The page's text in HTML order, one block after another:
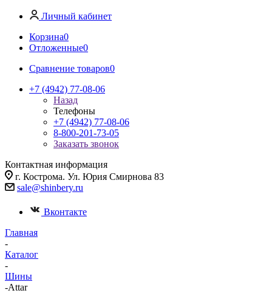
Личный кабинет
Корзина0
Отложенные0
Сравнение товаров0
+7 (4942) 77-08-06
Назад
Телефоны
+7 (4942) 77-08-06
8-800-201-73-05
Заказать звонок
Контактная информация
г. Кострома. Ул. Юрия Смирнова 83
sale@shinbery.ru
Вконтакте
Главная
-
Каталог
-
Шины
-Attar